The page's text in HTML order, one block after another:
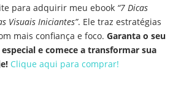
para adquirir meu ebook “7 Dicas
Visuais Iniciantes”. Ele traz estratégias
mais confiança e foco. Garanta o seu
e comece a transformar sua
Clique aqui para comprar!